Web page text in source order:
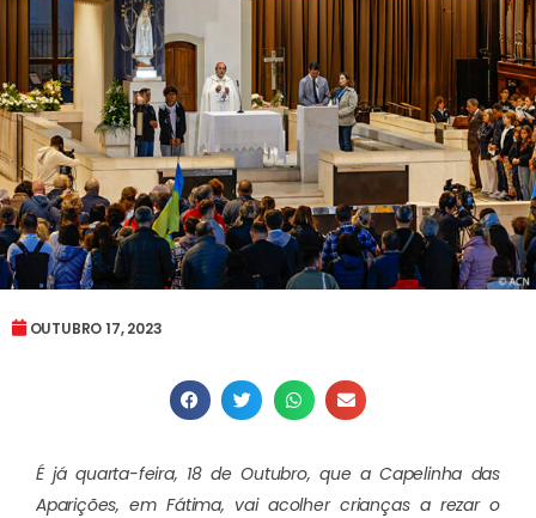
OUTUBRO 17, 2023
É já quarta-feira, 18 de Outubro, que a Capelinha das
Aparições, em Fátima, vai acolher crianças a rezar o